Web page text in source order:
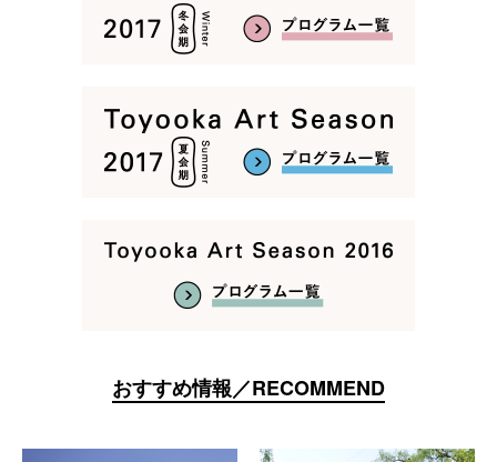
おすすめ情報／RECOMMEND